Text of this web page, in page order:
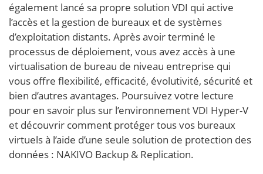
également lancé sa propre solution VDI qui active
l’accès et la gestion de bureaux et de systèmes
d’exploitation distants. Après avoir terminé le
processus de déploiement, vous avez accès à une
virtualisation de bureau de niveau entreprise qui
vous offre flexibilité, efficacité, évolutivité, sécurité et
bien d’autres avantages. Poursuivez votre lecture
pour en savoir plus sur l’environnement VDI Hyper-V
et découvrir comment protéger tous vos bureaux
virtuels à l’aide d’une seule solution de protection des
données : NAKIVO Backup & Replication.